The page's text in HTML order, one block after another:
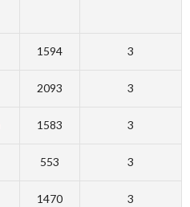
1594 3
2093 3
1583 3
553 3
1470 3